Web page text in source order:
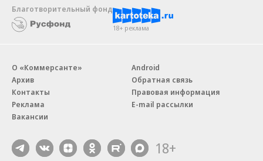
Благотворительный фонд
18+ реклама
О «Коммерсанте»
Архив
Контакты
Реклама
Вакансии
Android
Обратная связь
Правовая информация
E-mail рассылки
18+